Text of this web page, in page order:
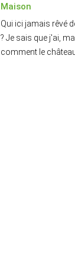
Maison
Qui ici jamais rêvé
? Je sais que j'ai,
comment le